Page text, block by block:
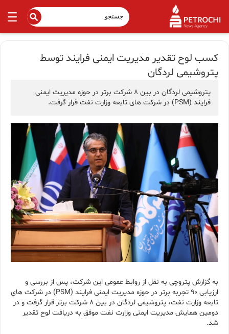
کسب لوح تقدیر مدیریت ایمنی فرایند توسط
پتروشیمی لردگان
پتروشیمی لردگان در بین ۸ شرکت برتر در حوزه مدیریت ایمنی
فرایند (PSM) در شرکت های تابعه وزارت نفت قرار گرفت.
به گزارش پتروچی به نقل از روابط عمومی این شرکت، پس از بررسی و
ارزیابی ۹۰ تجربه برتر در حوزه مدیریت ایمنی فرایند (PSM) در شرکت های
تابعه وزارت نفت، پتروشیمی لردگان در بین ۸ شرکت برتر قرار گرفت و در
دومین همایش مدیریت ایمنی وزارت نفت موفق به دریافت لوح تقدیر
شد.